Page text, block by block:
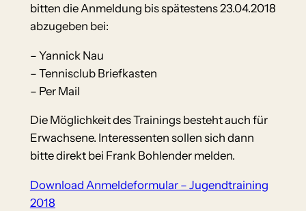
bitten die Anmeldung bis spätestens 23.04.2018
abzugeben bei:
– Yannick Nau
– Tennisclub Briefkasten
– Per Mail
Die Möglichkeit des Trainings besteht auch für
Erwachsene. Interessenten sollen sich dann
bitte direkt bei Frank Bohlender melden.
Download Anmeldeformular – Jugendtraining
2018